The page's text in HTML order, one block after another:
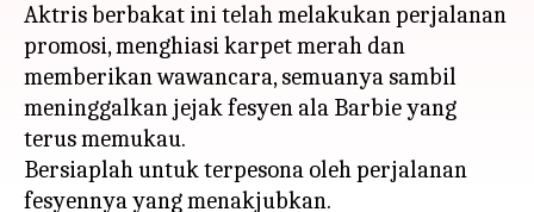
Aktris berbakat ini telah melakukan perjalanan
promosi, menghiasi karpet merah dan
memberikan wawancara, semuanya sambil
meninggalkan jejak fesyen ala Barbie yang
terus memukau.
Bersiaplah untuk terpesona oleh perjalanan